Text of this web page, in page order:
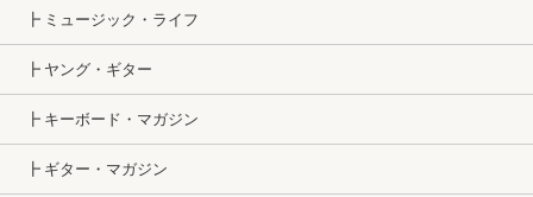
┣ ミュージック・ライフ
┣ ヤング・ギター
┣ キーボード・マガジン
┣ ギター・マガジン